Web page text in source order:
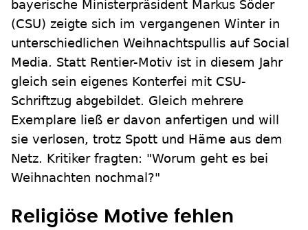
bayerische Ministerpräsident Markus Söder
(CSU) zeigte sich im vergangenen Winter in
unterschiedlichen Weihnachtspullis auf Social
Media. Statt Rentier-Motiv ist in diesem Jahr
gleich sein eigenes Konterfei mit CSU-
Schriftzug abgebildet. Gleich mehrere
Exemplare ließ er davon anfertigen und will
sie verlosen, trotz Spott und Häme aus dem
Netz. Kritiker fragten: "Worum geht es bei
Weihnachten nochmal?"
Religiöse Motive fehlen